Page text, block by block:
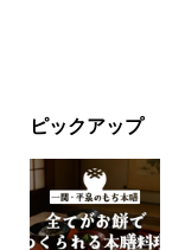
ピックアップ